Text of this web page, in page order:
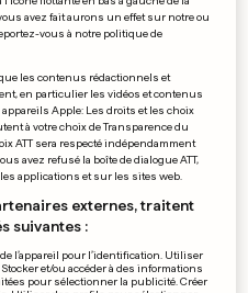
Manhattan se
0
avez fait aurons un effet sur notre ou
vous à notre politique de
les contenus rédactionnels et
en particulier les vidéos et contenus
Apple: Les droits et les choix
à votre choix de Transparence du
ATT sera respecté indépendamment
avez refusé la boîte de dialogue ATT,
applications et sur les sites web.
externes, traitent
suivantes :
l’appareil pour l’identification. Utiliser
et/ou accéder à des informations
pour sélectionner la publicité. Créer